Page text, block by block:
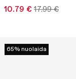
10.79 € 17.99 €
65% nuolaida